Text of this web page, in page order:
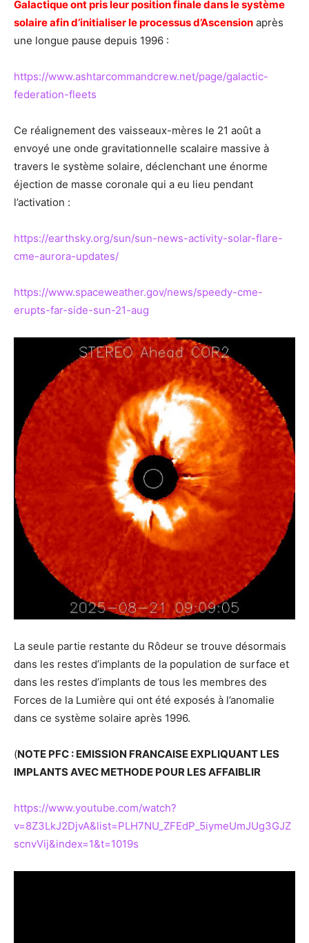
Galactique ont pris leur position finale dans le système
solaire afin d’initialiser le processus d’Ascension après
une longue pause depuis 1996 :
https://www.ashtarcommandcrew.net/page/galactic-
federation-fleets
Ce réalignement des vaisseaux-mères le 21 août a
envoyé une onde gravitationnelle scalaire massive à
travers le système solaire, déclenchant une énorme
éjection de masse coronale qui a eu lieu pendant
l’activation :
https://earthsky.org/sun/sun-news-activity-solar-flare-
cme-aurora-updates/
https://www.spaceweather.gov/news/speedy-cme-
erupts-far-side-sun-21-aug
La seule partie restante du Rôdeur se trouve désormais
dans les restes d’implants de la population de surface et
dans les restes d’implants de tous les membres des
Forces de la Lumière qui ont été exposés à l’anomalie
dans ce système solaire après 1996.
(NOTE PFC : EMISSION FRANCAISE EXPLIQUANT LES
IMPLANTS AVEC METHODE POUR LES AFFAIBLIR
https://www.youtube.com/watch?
v=8Z3LkJ2DjvA&list=PLH7NU_ZFEdP_5iymeUmJUg3GJZ
scnvVij&index=1&t=1019s